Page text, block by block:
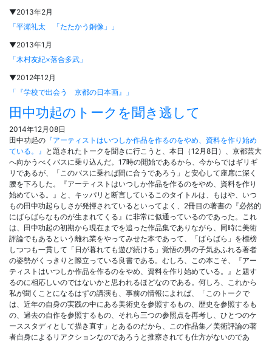
▼2013年2月
「平瀬礼太 「たたかう銅像」」
▼2013年1月
「木村友紀×落合多武」
▼2012年12月
「『学校で出会う 京都の日本画』」
田中功起のトークを聞き逃して
2014年12月08日
田中功起の 『アーティストはいつしか作品を作るのをやめ、資料を作り始め
ている。』 と題されたトークを聞きに行こうと、本日（12月8日）、京都芸大
へ向かうべくバスに乗り込んだ。17時の開始であるから、今からではギリギ
リであるが、「このバスに乗れば間に合うであろう」と安心して座席に深く
腰を下ろした。『アーティストはいつしか作品を作るのをやめ、資料を作り
始めている。』と、キッパリと断言しているこのタイトルは、もはや、いつ
もの田中功起らしさが発揮されているといってよく、2冊目の著書の『必然的
にばらばらなものが生まれてくる』に非常に似通っているのであった。これ
は、田中功起の初期から現在までを追った作品集でありながら、同時に美術
評論でもあるという離れ業をやってみせた本であって、「ばらばら」を標榜
しつつも一貫して「日が暮れても遊び続ける」覚悟の男の子気あふれる著者
の姿勢がくっきりと際立っている良書である。むしろ、この本こそ、『アー
ティストはいつしか作品を作るのをやめ、資料を作り始めている。』と題す
るのに相応しいのではないかと思われるほどなのである。何しろ、これから
私が聞くことになるはずの講演も、事前の情報によれば、「このトークで
は、近年の自身の実践の中にある美術史を参照するもの、歴史を参照するも
の、過去の自作を参照するもの、それら三つの参照点を再考し、ひとつのケ
ーススタディとして描き直す」とあるのだから、この作品集／美術評論の著
者自身によるリアクションなのであろうと推察されても仕方がないのであ